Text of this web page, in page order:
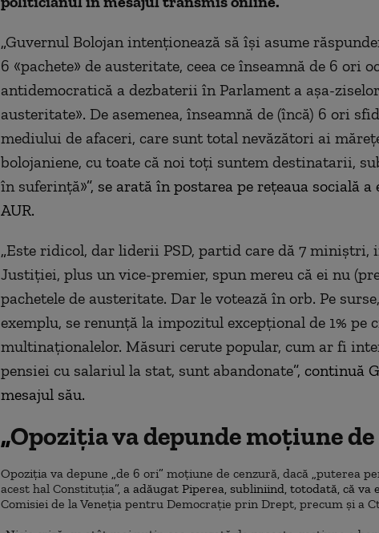
„Guvernul Bolojan intenționează să își asume
6 «pachete» de austeritate, ceea ce înseamnă de 6 ori
antidemocratică a dezbaterii în Parlament a așa-ziselor
austeritate». De asemenea, înseamnă de (încă) 6 ori
mediului de afaceri, care sunt total nevăzători ai
bolojaniene, cu toate că noi toți suntem destinatarii,
în suferință»”, se arată în postarea pe rețeaua socială
AUR.
„Este ridicol, dar liderii PSD, partid care dă 7
Justiției, plus un vice-premier, spun mereu că ei nu
pachetele de austeritate. Dar le votează în orb. Pe
exemplu, se renunță la impozitul excepțional de 1% pe
multinaționalelor. Măsuri cerute popular, cum ar fi
pensiei cu salariul la stat, sunt abandonate”, continuă
mesajul său.
„Opoziția va depunde moțiune
Opoziția va depune „de 6 ori” moțiune de cenzură, dacă „puterea
acest hal Constituția”, a adăugat Piperea, subliniind, totodată, că va
Comisiei de la Veneția pentru Democrație prin Drept, precum și a